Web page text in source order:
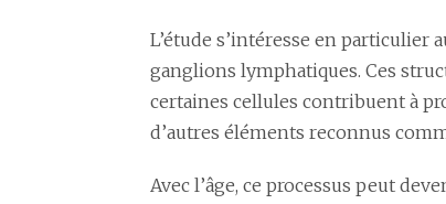
L’étude s’intéresse en particulier
ganglions lymphatiques. Ces
certaines cellules contribuent à
d’autres éléments reconnus
Avec l’âge, ce processus peut